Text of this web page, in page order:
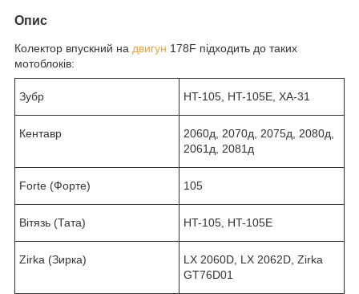
Опис
Колектор впускний на двигун 178F підходить до таких
мотоблоків:
Зубр HT-105, HT-105E, ХА-31
Кентавр
2060д, 2070д, 2075д, 2080д,
2061д, 2081д
Forte (Форте) 105
Вітязь (Тата) HT-105, HT-105E
Zirka (Зирка)
LX 2060D, LX 2062D, Zirka
GT76D01